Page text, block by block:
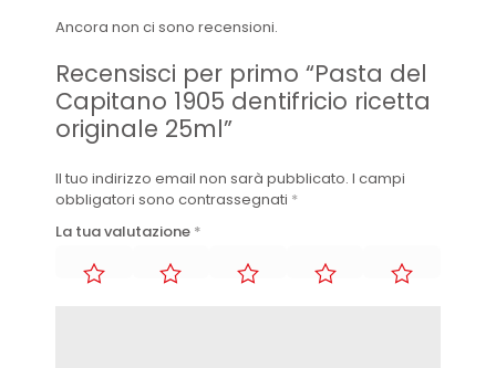
Ancora non ci sono recensioni.
Recensisci per primo “Pasta del
Capitano 1905 dentifricio ricetta
originale 25ml”
Il tuo indirizzo email non sarà pubblicato. I campi
obbligatori sono contrassegnati *
La tua valutazione *